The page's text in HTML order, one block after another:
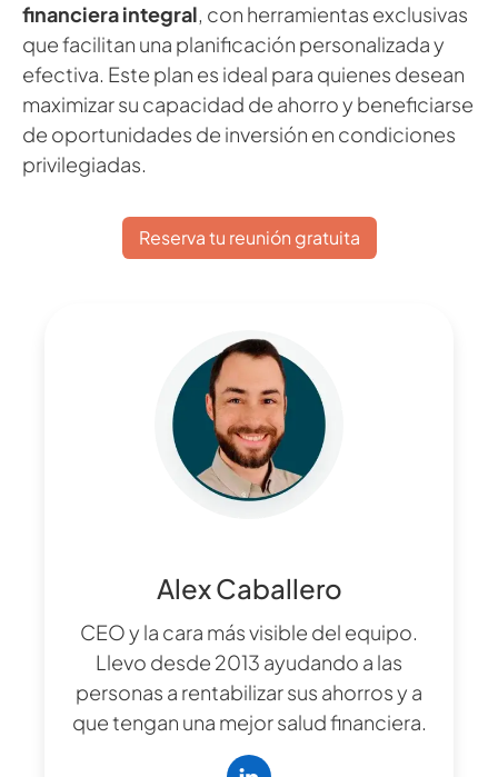
financiera integral, con herramientas exclusivas
que facilitan una planificación personalizada y
efectiva. Este plan es ideal para quienes desean
maximizar su capacidad de ahorro y beneficiarse
de oportunidades de inversión en condiciones
privilegiadas.
Reserva tu reunión gratuita
Alex Caballero
CEO y la cara más visible del equipo.
Llevo desde 2013 ayudando a las
personas a rentabilizar sus ahorros y a
que tengan una mejor salud financiera.